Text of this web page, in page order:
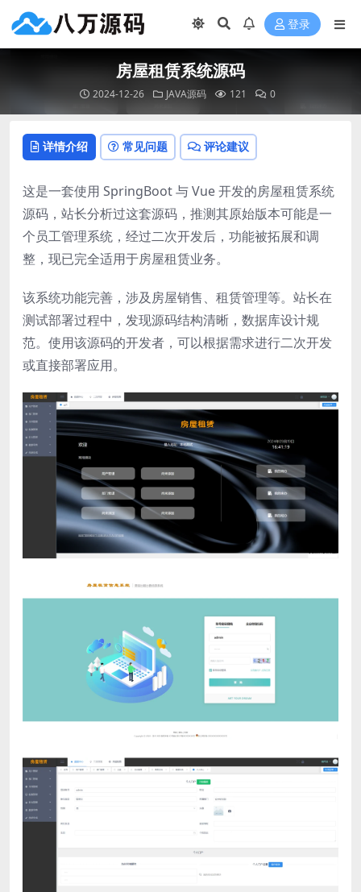
登录
房屋租赁系统源码
2024-12-26 JAVA源码 121 0
详情介绍 常见问题 评论建议
这是一套使用 SpringBoot 与 Vue 开发的房屋租赁系统
源码，站长分析过这套源码，推测其原始版本可能是一
个员工管理系统，经过二次开发后，功能被拓展和调
整，现已完全适用于房屋租赁业务。
该系统功能完善，涉及房屋销售、租赁管理等。站长在
测试部署过程中，发现源码结构清晰，数据库设计规
范。使用该源码的开发者，可以根据需求进行二次开发
或直接部署应用。